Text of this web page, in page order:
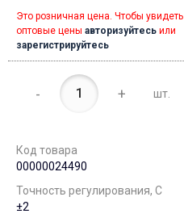
Это розничная цена. Чтобы увидеть
оптовые цены авторизуйтесь или
зарегистрируйтесь
- + шт.
Код товара
00000024490
Точность регулирования, С
±2